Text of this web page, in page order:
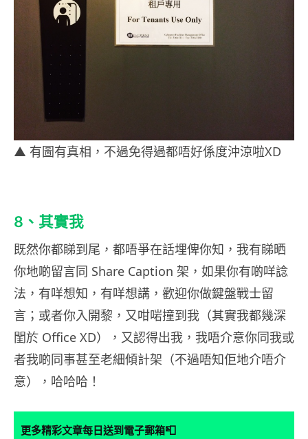
▲ 有圖有真相，不過免得過都唔好係度沖涼啦XD
8、其實我
既然你都睇到尾，都唔爭在話埋俾你知，我有睇晒
你地啲留言同 Share Caption 架，如果你有啲咩諗
法，有咩想知，有咩想講，歡迎你做鍵盤戰士留
言；或者你入開黎，又咁啱撞到我（其實我都幾深
閨於 Office XD），又認得出我，我唔介意你同我或
者我啲同事甚至老細傾計架（不過唔知佢地介唔介
意），哈哈哈！
更多精彩文章每日送到電子郵箱📮